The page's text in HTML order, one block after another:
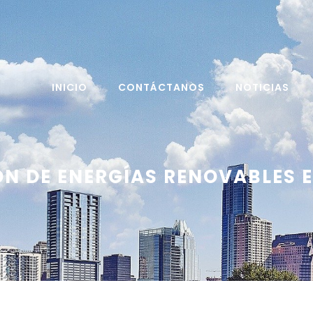
INICIO CONTÁCTANOS NOTICIAS
DE ENERGÍAS RENOVABLES